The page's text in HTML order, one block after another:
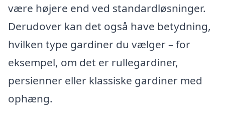
være højere end ved standardløsninger.
Derudover kan det også have betydning,
hvilken type gardiner du vælger – for
eksempel, om det er rullegardiner,
persienner eller klassiske gardiner med
ophæng.